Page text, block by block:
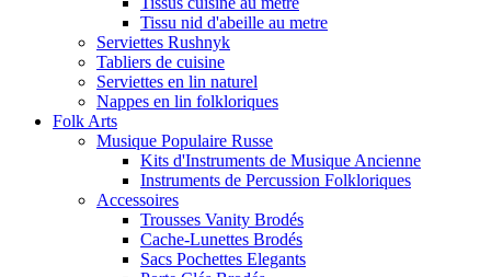
Tissu nid d'abeille au metre
Serviettes Rushnyk
Tabliers de cuisine
Serviettes en lin naturel
Nappes en lin folkloriques
Folk Arts
Musique Populaire Russe
Kits d'Instruments de Musique Ancienne
Instruments de Percussion Folkloriques
Accessoires
Trousses Vanity Brodés
Cache-Lunettes Brodés
Sacs Pochettes Elegants